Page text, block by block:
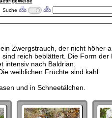
Suche
Zwergstrauch, der nicht höher
reich beblättert. Die Form der
intensiv nach Baldrian.
weiblichen Früchte sind kahl.
und in Schneetälchen.